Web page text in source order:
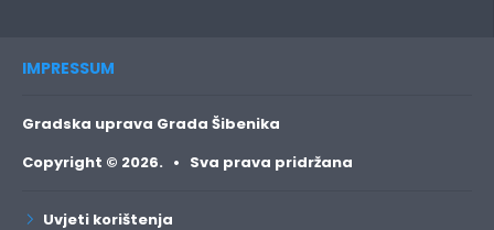
IMPRESSUM
Gradska uprava Grada Šibenika
Copyright © 2026. • Sva prava pridržana
Uvjeti korištenja